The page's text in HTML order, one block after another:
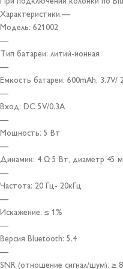
Характеристики:—
Модель: 621002
—
Тип батареи: литий-ионная
—
Емкость батареи: 600mAh, 3.7V/
—
Вход: DC 5V/0.3A
—
Мощность: 5 Вт
—
Динамик: 4 Ω 5 Вт, диаметр 45
—
Частота: 20 Гц- 20кГц
—
Искажение: ≤ 1%
—
Версия Bluetooth: 5.4
—
SNR (отношение сигнал/шум): ≥